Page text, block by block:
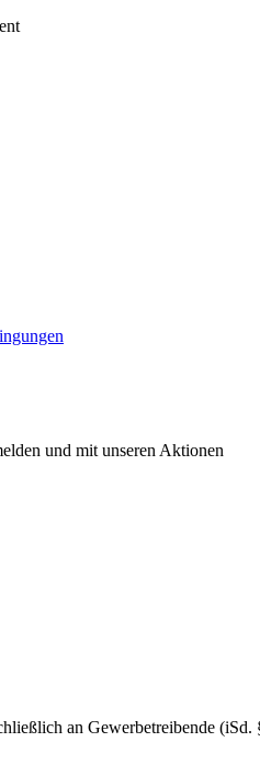
und mit unseren Aktionen
an Gewerbetreibende (iSd.